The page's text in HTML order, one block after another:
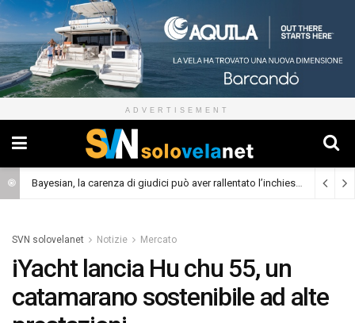
ADVERTISEMENT
Bayesian, la carenza di giudici può aver rallentato l’inchiesta (Cronaca)
SVN solovelanet Notizie Mercato
iYacht lancia Hu chu 55, un
catamarano sostenibile ad alte